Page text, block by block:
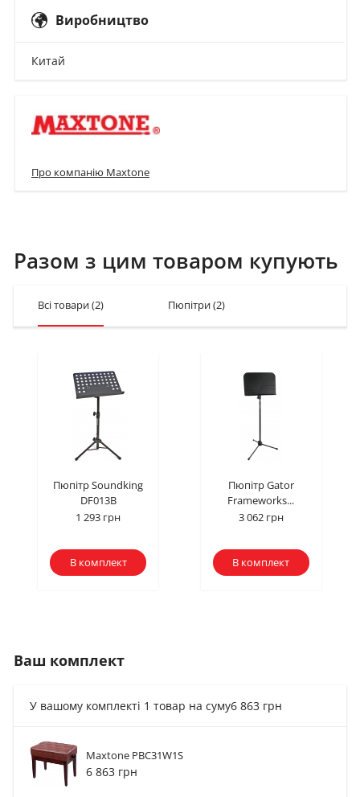
Виробництво
Китай
Про компанію Maxtone
Разом з цим товаром купують
Всі товари(2) Пюпітри(2)
Пюпітр Soundking
DF013B
1 293 грн
В комплект
Пюпітр Gator
Frameworks...
3 062 грн
В комплект
Пюпітр Soundking
DF013B
Ваш комплект
У вашому комплекті 1 товар на суму6 863 грн
Maxtone PBC31W1S
6 863 грн